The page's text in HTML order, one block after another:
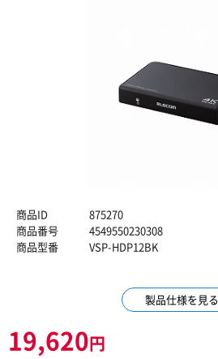
商品ID
875270
商品番号
4549550230308
商品型番
VSP-HDP12BK
製品仕様を見る
19,620円